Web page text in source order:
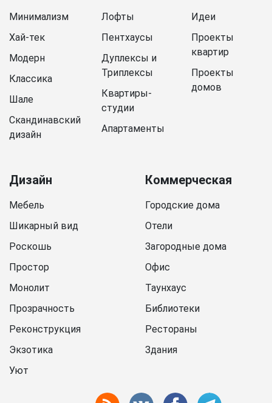
Минимализм
Хай-тек
Модерн
Классика
Шале
Скандинавский
дизайн
Лофты
Пентхаусы
Дуплексы и
Триплексы
Квартиры-
студии
Апартаменты
Идеи
Проекты
квартир
Проекты
домов
Дизайн
Мебель
Шикарный вид
Роскошь
Простор
Монолит
Прозрачность
Реконструкция
Экзотика
Уют
Коммерческая
Городские дома
Отели
Загородные дома
Офис
Таунхаус
Библиотеки
Рестораны
Здания